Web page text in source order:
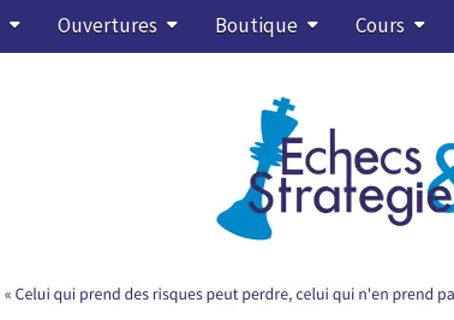
Ouvertures Boutique Cours